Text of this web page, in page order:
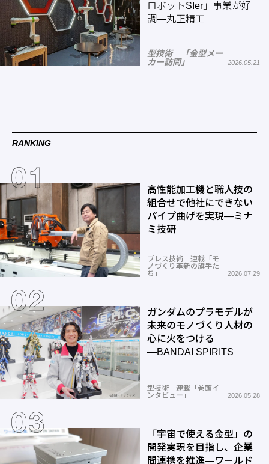
ロボットSIer」事業が好
調―丸正精工
型技術 「金型メー
カー訪問」
2026.05.21
RANKING
高性能加工機と職人技の
組合せで他社にできない
パイプ曲げを実現―ミナ
ミ技研
プレス技術 連載「モ
ノづくり革新の旗手た
ち」
2026.07.29
ガンダムのプラモデルが
未来のモノづくり人材の
心に火をつける
―BANDAI SPIRITS
型技術 連載「巻頭イ
ンタビュー」
2026.05.28
「宇宙で使える金型」の
開発実現を目指し、企業
間連携を推進―ワールド